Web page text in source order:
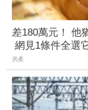
差180萬元！ 他
網見1條件全選
房產